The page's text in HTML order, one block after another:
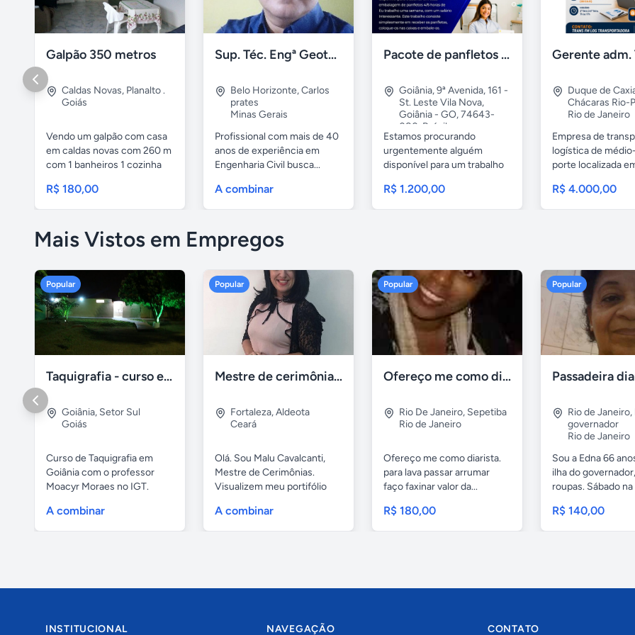
Galpão 350 metros
Caldas Novas, Planalto .
Goiás
Vendo um galpão com casa
em caldas novas com 260 m
com 1 banheiros 1 cozinha
R$ 180,00
Sup. Téc. Engª Geotecnia Rodovias Ferrovia OAE/OAC
Belo Horizonte,Carlos
prates
Minas Gerais
Profissional com mais de 40
anos de experiência em
Engenharia Civil busca...
A combinar
Pacote de panfletos - Vaga de trabalho para trabalho em casa
Goiânia,9ª Avenida, 161 -
St. Leste Vila Nova,
Goiânia - GO, 74643-
080, Brésil
Goiás
Estamos procurando
urgentemente alguém
disponível para um trabalho
R$ 1.200,00
Duque de
Chácaras Rio-
Rio de Janeiro
Empresa de
logística de
porte localizada
R$ 4.000,00
Mais Vistos em Empregos
Popular
Taquigrafia - curso em goiânia - goiás
Goiânia, Setor Sul
Goiás
Curso de Taquigrafia em
Goiânia com o professor
Moacyr Moraes no IGT.
A combinar
Popular
Mestre de cerimônias no ceará
Fortaleza,Aldeota
Ceará
Olá. Sou Malu Cavalcanti,
Mestre de Cerimônias.
Visualizem meu portifólio
A combinar
Popular
Ofereço me como diarista
Rio De Janeiro, Sepetiba
Rio de Janeiro
Ofereço me como diarista.
para lava passar arrumar
faço faxinar valor da...
R$ 180,00
Popular
Passadeira
Rio de Janeiro,
governador
Rio de Janeiro
Sou a Edna 66
ilha do
roupas. Sábado na
R$ 140,00
INSTITUCIONAL NAVEGAÇÃO CONTATO